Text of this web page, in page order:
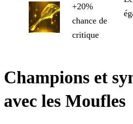
+20%
chance de
critique
Champions et
avec les Moufles